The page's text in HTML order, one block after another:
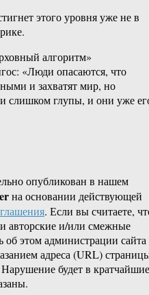
этого уровня уже не в
алгоритм»
«Люди опасаются, что
и захватят мир, но
слишком глупы, и они уже
опубликован в нашем
на основании действующей
. Если вы считаете,
авторские и/или смежные
этом администрации сайта
адреса (URL)
будет в кратчайшие